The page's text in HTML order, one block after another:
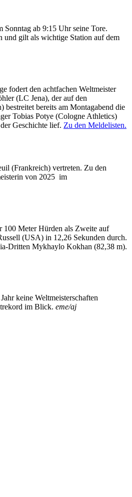
ab 9:15 Uhr seine Tore.
und gilt als wichtige Station auf dem
fodert den achtfachen Weltmeister
(LC Jena), der auf den
bereits am Montagabend die
Tobias Potye (Cologne Athletics)
Geschichte lief. Zu den Meldelisten.
(Frankreich) vertreten. Zu den
von 2025 im
100 Meter Hürden als Zweite auf
(USA) in 12,26 Sekunden durch.
Dritten Mykhaylo Kokhan (82,38 m).
keine Weltmeisterschaften
im Blick. eme/aj